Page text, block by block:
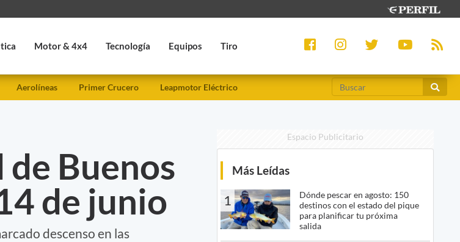
Motor & 4x4 Tecnología Equipos Tiro
Aerolíneas Primer Crucero Leapmotor Eléctrico
Buenos
de junio
descenso en las
Espacio Publicitario
Más Leídas
1
Dónde pescar en agosto: 150
destinos con el estado del pique
para planificar tu próxima
salida